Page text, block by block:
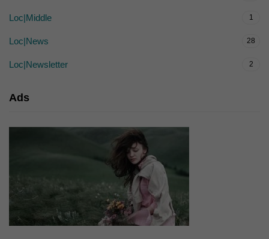
Loc|Middle 1
Loc|News 28
Loc|Newsletter 2
Ads